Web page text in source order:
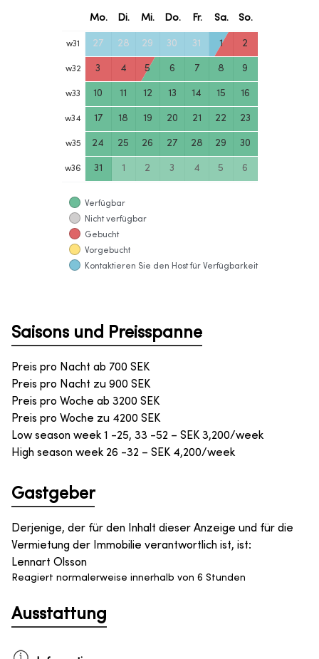
Mo. Di. Mi. Do. Fr. Sa. So.
w31 27 28 29 30 31 1 2
w32 3 4 5 6 7 8 9
w33 10 11 12 13 14 15 16
w34 17 18 19 20 21 22 23
w35 24 25 26 27 28 29 30
w36 31 1 2 3 4 5 6
Verfügbar
Nicht verfügbar
Gebucht
Vorgebucht
Kontaktieren Sie den Host für Verfügbarkeit
Saisons und Preisspanne
Preis pro Nacht ab 700 SEK
Preis pro Nacht zu 900 SEK
Preis pro Woche ab 3200 SEK
Preis pro Woche zu 4200 SEK
Low season week 1 -25, 33 -52 – SEK 3,200/week
High season week 26 -32 – SEK 4,200/week
Gastgeber
Derjenige, der für den Inhalt dieser Anzeige und für die
Vermietung der Immobilie verantwortlich ist, ist:
Lennart Olsson
Reagiert normalerweise innerhalb von 6 Stunden
Ausstattung